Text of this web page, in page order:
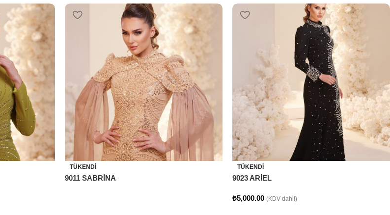
TÜKENDI
9011 SABRİNA
TÜKENDI
9023 ARİEL
₺5,000.00 (KDV dahil)